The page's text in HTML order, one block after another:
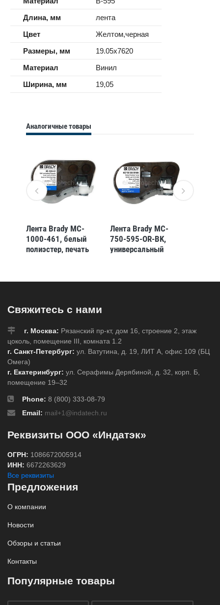
Длина, мм
лента
Цвет
Желтом,черная
Размеры, мм
19.05x7620
Материал
Винил
Ширина, мм
19,05
Аналогичные товары
Лента Brady MC-
1000-461, белый
полиэстер, печать
Лента Brady MC-
750-595-OR-BK,
универсальный
мм * 7,62 м
4,88 м
Свяжитесь с нами
г. Москва: Рязанский пр-кт, дом 16, строение 2, этаж
цоколь, помещение III, комната 1.2
г. Санкт-Петербург: ул. Ватутина, д. 19, ЛИТ А, офис 109 (БЦ
Омега)
г. Екатеринбург: ул. Серафимы Дерябиной, д. 32, корп. Б,
помещение 19–32
Phone: 8 (800) 333-08-79
Email: mail+1@indatech.ru
Реквизиты ООО «Индатэк»
ОГРН: 1086672005914
ИНН: 6672263629
Все реквизиты
Предложения
О компании
Новости
Обзоры и статьи
Контакты
Популярные товары